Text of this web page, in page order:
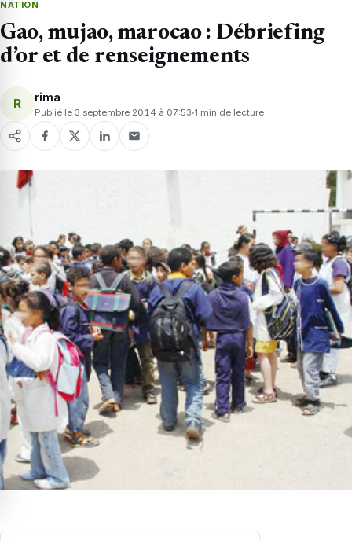
NATION
Gao, mujao, marocao : Débriefing
d’or et de renseignements
R rima
Publié le 3 septembre 2014 à 07:53 1 min de lecture